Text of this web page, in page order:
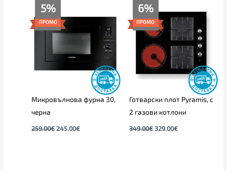
5%
ПРОМО
Микровълнова фурна 30,
черна
259.00€
was:
259.00€.
245.00€
е:
245.00€.
6%
ПРОМО
Готварски плот Pyramis, с
2 газови котлони
349.00€
price
was:
349.00€.
329.00€
цена
е:
329.00€.